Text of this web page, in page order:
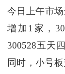
今日上午市
增加1家，
300528五天
同时，小号